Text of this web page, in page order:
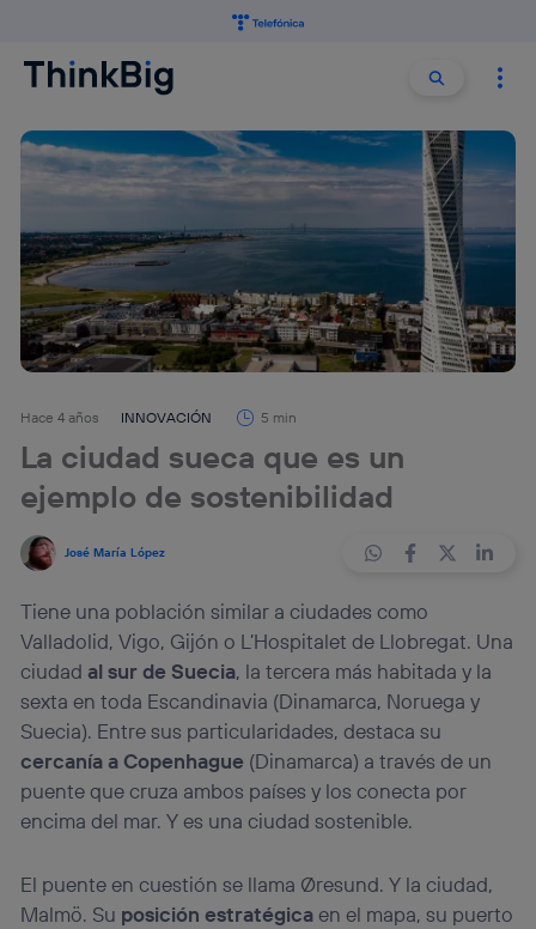
Buscar
Hace 4 años INNOVACIÓN 5 min
La ciudad sueca que es un
ejemplo de sostenibilidad
José María López
Tiene una población similar a ciudades como
Valladolid, Vigo, Gijón o L’Hospitalet de Llobregat. Una
ciudad al sur de Suecia, la tercera más habitada y la
sexta en toda Escandinavia (Dinamarca, Noruega y
Suecia). Entre sus particularidades, destaca su
cercanía a Copenhague (Dinamarca) a través de un
puente que cruza ambos países y los conecta por
encima del mar. Y es una ciudad sostenible.
El puente en cuestión se llama Øresund. Y la ciudad,
Malmö. Su posición estratégicaen el mapa, su puerto